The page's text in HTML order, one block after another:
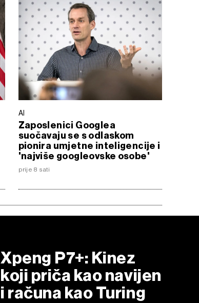
AI
Zaposlenici Googlea
suočavaju se s odlaskom
pionira umjetne inteligencije i
'najviše googleovske osobe'
prije 8 sati
Xpeng P7+: Kinez
koji priča kao navijen
i računa kao Turing